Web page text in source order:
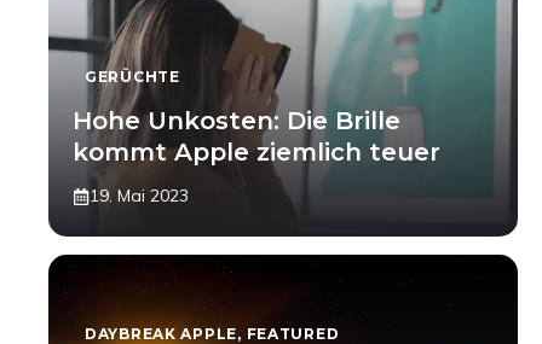
GERÜCHTE
Hohe Unkosten: Die Brille
kommt Apple ziemlich teuer
19. Mai 2023
DAYBREAK APPLE, FEATURED